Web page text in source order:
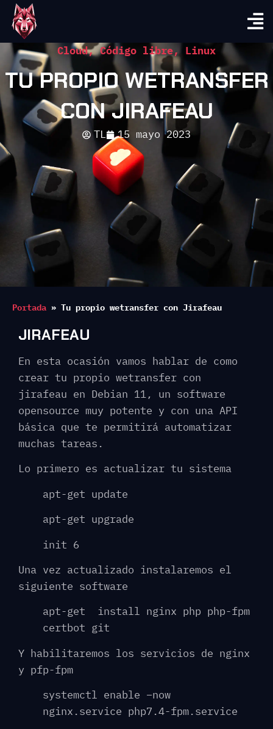
Cloud,Código libre, Linux
TU PROPIO WETRANSFER
CON JIRAFEAU
TL 15 mayo 2023
Portada » Tu propio wetransfer con Jirafeau
JIRAFEAU
En esta ocasión vamos hablar de como
crear tu propio wetransfer con
jirafeau en Debian 11, un software
opensource muy potente y con una API
básica que te permitirá automatizar
muchas tareas.
Lo primero es actualizar tu sistema
apt-get update
apt-get upgrade
init 6
Una vez actualizado instalaremos el
siguiente software
apt-get install nginx php php-fpm
certbot git
Y habilitaremos los servicios de nginx
y pfp-fpm
systemctl enable –now
nginx.service php7.4-fpm.service